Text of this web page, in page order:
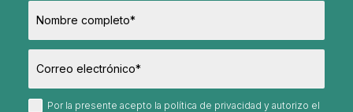
Por la presente acepto la política de privacidad y autorizo el